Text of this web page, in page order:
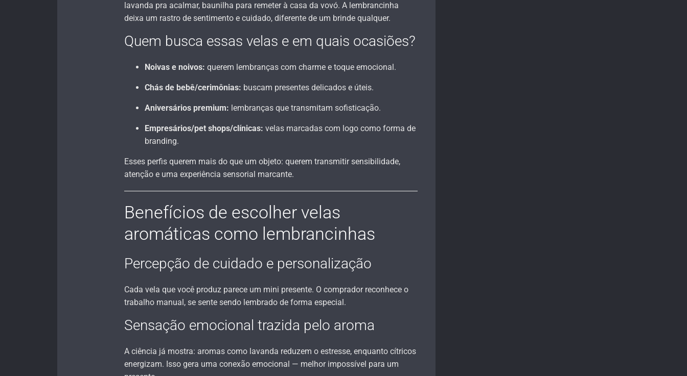
lavanda pra acalmar, baunilha para remeter à casa da vovó. A lembrancinha
deixa um rastro de sentimento e cuidado, diferente de um brinde qualquer.
Quem busca essas velas e em quais ocasiões?
Noivas e noivos: querem lembranças com charme e toque emocional.
Chás de bebê/cerimônias: buscam presentes delicados e úteis.
Aniversários premium: lembranças que transmitam sofisticação.
Empresários/pet shops/clínicas: velas marcadas com logo como forma de
branding.
Esses perfis querem mais do que um objeto: querem transmitir sensibilidade,
atenção e uma experiência sensorial marcante.
Benefícios de escolher velas
aromáticas como lembrancinhas
Percepção de cuidado e personalização
Cada vela que você produz parece um mini presente. O comprador reconhece o
trabalho manual, se sente sendo lembrado de forma especial.
Sensação emocional trazida pelo aroma
A ciência já mostra: aromas como lavanda reduzem o estresse, enquanto cítricos
energizam. Isso gera uma conexão emocional — melhor impossível para um